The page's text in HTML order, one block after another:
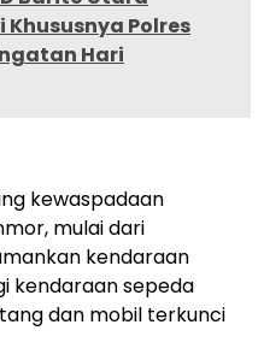
Khususnya Polres
Hari
kewaspadaan
mulai dari
kendaraan
kendaraan sepeda
dan mobil terkunci